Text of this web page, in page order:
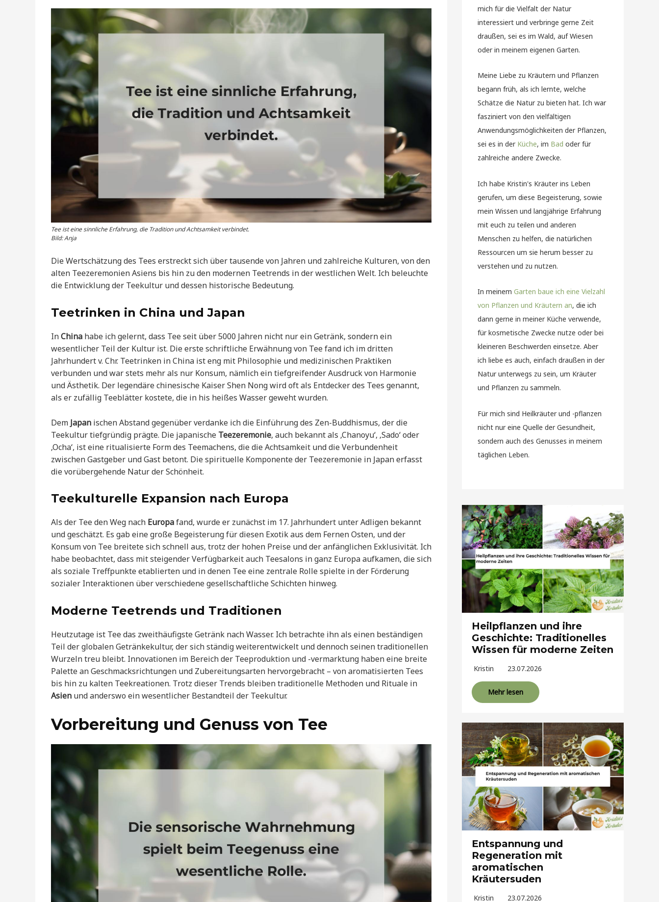
Tee ist eine sinnliche Erfahrung, die Tradition und Achtsamkeit verbindet.
Bild: Anja
Die Wertschätzung des Tees erstreckt sich über tausende von Jahren und zahlreiche Kulturen, von den
alten Teezeremonien Asiens bis hin zu den modernen Teetrends in der westlichen Welt. Ich beleuchte
die Entwicklung der Teekultur und dessen historische Bedeutung.
Teetrinken in China und Japan
InChina habe ich gelernt, dass Tee seit über 5000 Jahren nicht nur ein Getränk, sondern ein
wesentlicher Teil der Kultur ist. Die erste schriftliche Erwähnung von Tee fand ich im dritten
Jahrhundert v. Chr. Teetrinken in China ist eng mit Philosophie und medizinischen Praktiken
verbunden und war stets mehr als nur Konsum, nämlich ein tiefgreifender Ausdruck von Harmonie
und Ästhetik. Der legendäre chinesische Kaiser Shen Nong wird oft als Entdecker des Tees genannt,
als er zufällig Teeblätter kostete, die in his heißes Wasser geweht wurden.
Dem Japan ischen Abstand gegenüber verdanke ich die Einführung des Zen-Buddhismus, der die
Teekultur tiefgründig prägte. Die japanische Teezeremonie, auch bekannt als ‚Chanoyu‘, ‚Sado‘ oder
‚Ocha‘, ist eine ritualisierte Form des Teemachens, die die Achtsamkeit und die Verbundenheit
zwischen Gastgeber und Gast betont. Die spirituelle Komponente der Teezeremonie in Japan erfasst
die vorübergehende Natur der Schönheit.
Teekulturelle Expansion nach Europa
Als der Tee den Weg nach Europafand, wurde er zunächst im 17. Jahrhundert unter Adligen bekannt
und geschätzt. Es gab eine große Begeisterung für diesen Exotik aus dem Fernen Osten, und der
Konsum von Tee breitete sich schnell aus, trotz der hohen Preise und der anfänglichen Exklusivität. Ich
habe beobachtet, dass mit steigender Verfügbarkeit auch Teesalons in ganz Europa aufkamen, die sich
als soziale Treffpunkte etablierten und in denen Tee eine zentrale Rolle spielte in der Förderung
sozialer Interaktionen über verschiedene gesellschaftliche Schichten hinweg.
Moderne Teetrends und Traditionen
Heutzutage ist Tee das zweithäufigste Getränk nach Wasser. Ich betrachte ihn als einen beständigen
Teil der globalen Getränkekultur, der sich ständig weiterentwickelt und dennoch seinen traditionellen
Wurzeln treu bleibt. Innovationen im Bereich der Teeproduktion und -vermarktung haben eine breite
Palette an Geschmacksrichtungen und Zubereitungsarten hervorgebracht – von aromatisierten Tees
bis hin zu kalten Teekreationen. Trotz dieser Trends bleiben traditionelle Methoden und Rituale in
Asien und anderswo ein wesentlicher Bestandteil der Teekultur.
Vorbereitung und Genuss von Tee
mich für die Vielfalt der Natur
interessiert und verbringe gerne Zeit
draußen, sei es im Wald, auf Wiesen
oder in meinem eigenen Garten.
Meine Liebe zu Kräutern und Pflanzen
begann früh, als ich lernte, welche
Schätze die Natur zu bieten hat. Ich war
fasziniert von den vielfältigen
Anwendungsmöglichkeiten der Pflanzen,
sei es in der Küche, im Bad oder für
zahlreiche andere Zwecke.
Ich habe Kristin's Kräuter ins Leben
gerufen, um diese Begeisterung, sowie
mein Wissen und langjährige Erfahrung
mit euch zu teilen und anderen
Menschen zu helfen, die natürlichen
Ressourcen um sie herum besser zu
verstehen und zu nutzen.
In meinem Garten baue ich eine Vielzahl
von Pflanzen und Kräutern an, die ich
dann gerne in meiner Küche verwende,
für kosmetische Zwecke nutze oder bei
kleineren Beschwerden einsetze. Aber
ich liebe es auch, einfach draußen in der
Natur unterwegs zu sein, um Kräuter
und Pflanzen zu sammeln.
Für mich sind Heilkräuter und -pflanzen
nicht nur eine Quelle der Gesundheit,
sondern auch des Genusses in meinem
täglichen Leben.
Heilpflanzen und ihre
Geschichte: Traditionelles
Wissen für moderne Zeiten
Kristin 23.07.2026
Mehr lesen
Entspannung und
Regeneration mit
aromatischen
Kräutersuden
Kristin 23.07.2026